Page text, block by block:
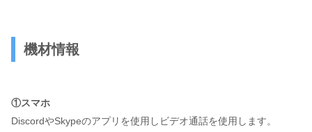
機材情報
①スマホ
DiscordやSkypeのアプリを使用しビデオ通話を使用します。